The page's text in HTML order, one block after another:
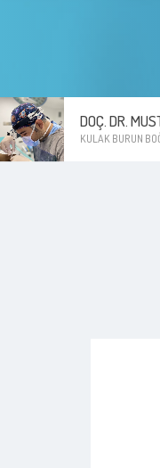
DOÇ. DR.
KULAK BURUN